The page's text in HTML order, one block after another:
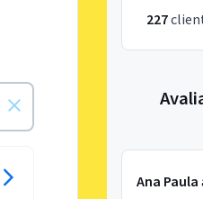
227
Ana Paula